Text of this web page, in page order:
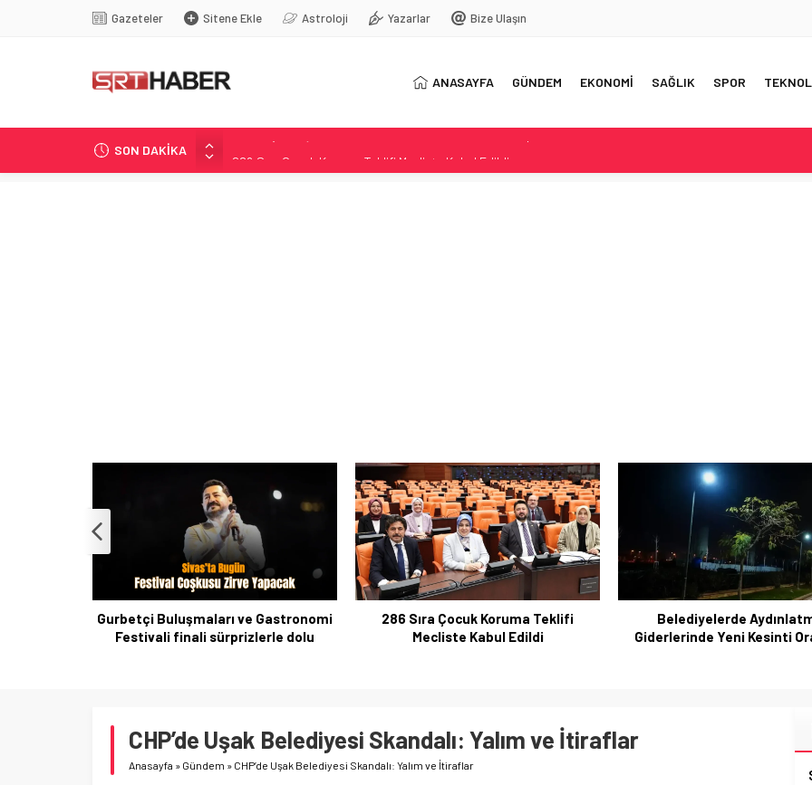
Gazeteler Sitene Ekle Astroloji Yazarlar Bize Ulaşın
ANASAYFA GÜNDEM EKONOMİ SAĞLIK SPOR
SON DAKİKA
Belediyelerde Aydınlatma Giderlerinde Yeni Kesinti Oranları
286 Sıra Çocuk Koruma Teklifi
Mecliste Kabul Edildi
Belediyelerde Aydınlatma
Giderlerinde Yeni Kesinti Oranları
Sivas’ta Günlük Hava
Sıcaklık 31°C’ye Kadar
CHP’de Uşak Belediyesi Skandalı: Yalım ve İtiraflar
Anasayfa » Gündem » CHP’de Uşak Belediyesi Skandalı: Yalım ve İtiraflar